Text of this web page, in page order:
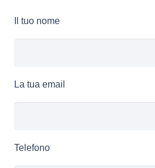
Il tuo nome
La tua email
Telefono